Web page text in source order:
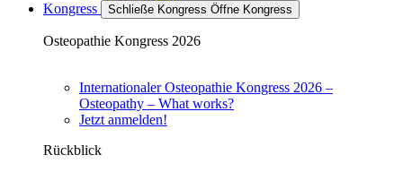
Kongress
Schließe Kongress Öffne Kongress
Osteopathie Kongress 2026
Internationaler Osteopathie Kongress 2026 –
Osteopathy – What works?
Jetzt anmelden!
Rückblick